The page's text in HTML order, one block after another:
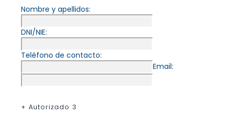
Nombre y apellidos:
DNI/NIE:
Teléfono de contacto:
Email:
+ Autorizado 3